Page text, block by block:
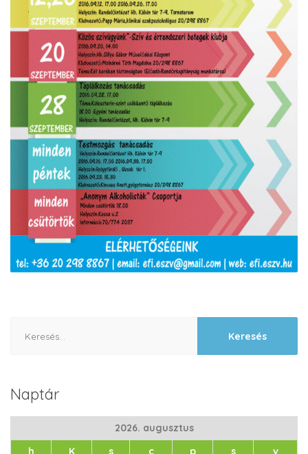
Naptár
2026. augusztus